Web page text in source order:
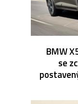
BMW
se